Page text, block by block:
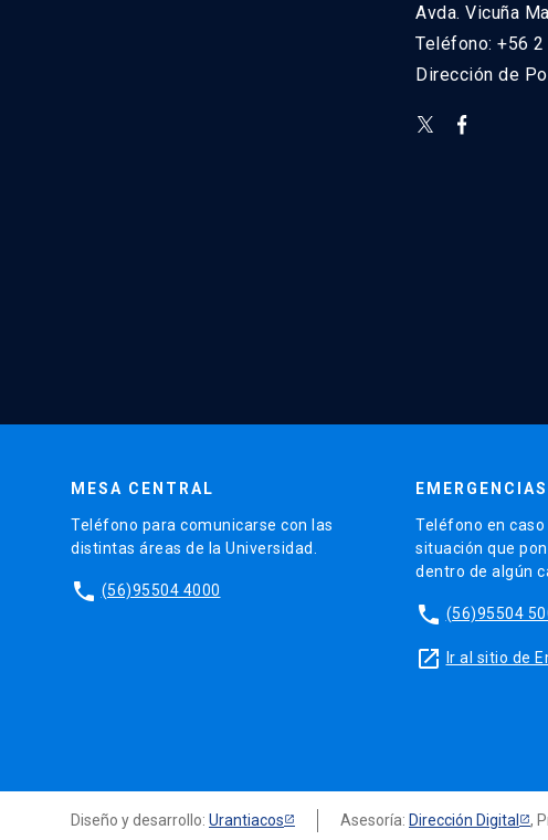
Avda. Vicuña
Teléfono: +56
Dirección de
MESA CENTRAL
Teléfono para comunicarse con las
distintas áreas de la Universidad.
phone (56)95504 4000
Teléfono en
situación que
dentro de algún
phone (56)95504
launch Ir al sitio de
Diseño y desarrollo: Urantiacos Asesoría: Dirección Digital ,